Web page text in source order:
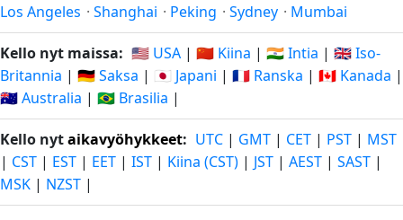
Los Angeles · Shanghai · Peking · Sydney · Mumbai
Kello nyt maissa: 🇺🇸 USA | 🇨🇳 Kiina | 🇮🇳 Intia | 🇬🇧 Iso-
Britannia | 🇩🇪 Saksa | 🇯🇵 Japani | 🇫🇷 Ranska | 🇨🇦 Kanada |
🇦🇺 Australia | 🇧🇷 Brasilia |
Kello nytaikavyöhykkeet: UTC | GMT | CET | PST | MST
| CST | EST | EET | IST | Kiina (CST) | JST | AEST | SAST |
MSK | NZST |